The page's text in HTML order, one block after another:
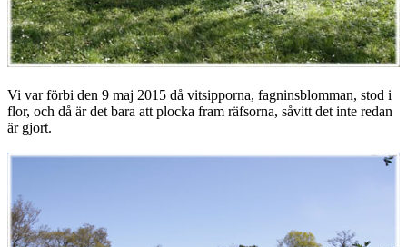
Vi var förbi den 9 maj 2015 då vitsipporna, fagninsblomman, stod i
flor, och då är det bara att plocka fram räfsorna, såvitt det inte redan
är gjort.